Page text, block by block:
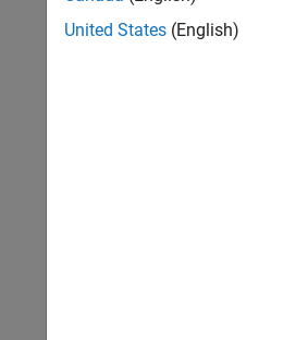
United States (English)